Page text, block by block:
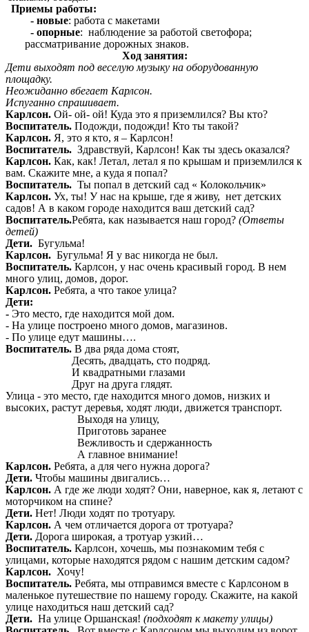
Приемы работы:
- новые: работа с макетами
- опорные: наблюдение за работой светофора;
рассматривание дорожных знаков.
Ход занятия:
Дети выходят под веселую музыку на оборудованную
площадку.
Неожиданно вбегает Карлсон.
Испуганно спрашивает.
Карлсон. Ой- ой- ой! Куда это я приземлился? Вы кто?
Воспитатель. Подожди, подожди! Кто ты такой?
Карлсон. Я, это я кто, я – Карлсон!
Воспитатель. Здравствуй, Карлсон! Как ты здесь оказался?
Карлсон. Как, как! Летал, летал я по крышам и приземлился к
вам. Скажите мне, а куда я попал?
Воспитатель. Ты попал в детский сад « Колокольчик»
Карлсон. Ух, ты! У нас на крыше, где я живу, нет детских
садов! А в каком городе находится ваш детский сад?
Воспитатель.Ребята, как называется наш город? (Ответы
детей)
Дети. Бугульма!
Карлсон. Бугульма! Я у вас никогда не был.
Воспитатель. Карлсон, у нас очень красивый город. В нем
много улиц, домов, дорог.
Карлсон. Ребята, а что такое улица?
Дети:
- Это место, где находится мой дом.
- На улице построено много домов, магазинов.
- По улице едут машины….
Воспитатель. В два ряда дома стоят,
Десять, двадцать, сто подряд.
И квадратными глазами
Друг на друга глядят.
Улица - это место, где находится много домов, низких и
высоких, растут деревья, ходят люди, движется транспорт.
Выходя на улицу,
Приготовь заранее
Вежливость и сдержанность
А главное внимание!
Карлсон. Ребята, а для чего нужна дорога?
Дети. Чтобы машины двигались…
Карлсон. А где же люди ходят? Они, наверное, как я, летают с
моторчиком на спине?
Дети. Нет! Люди ходят по тротуару.
Карлсон. А чем отличается дорога от тротуара?
Дети. Дорога широкая, а тротуар узкий…
Воспитатель. Карлсон, хочешь, мы познакомим тебя с
улицами, которые находятся рядом с нашим детским садом?
Карлсон. Хочу!
Воспитатель. Ребята, мы отправимся вместе с Карлсоном в
маленькое путешествие по нашему городу. Скажите, на какой
улице находиться наш детский сад?
Дети. На улице Оршанская! (подходят к макету улицы)